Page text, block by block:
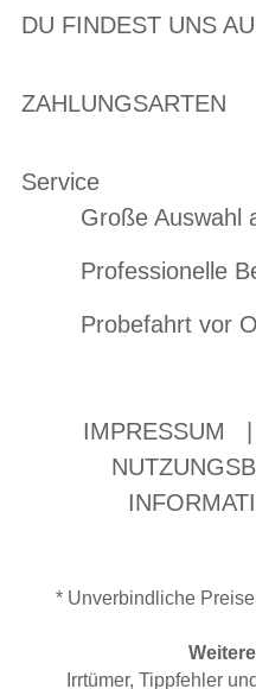
DU FINDEST UNS
ZAHLUNGSARTEN
Service
Große Auswahl
Professionelle
Probefahrt vor
IMPRESSUM
* Unverbindliche
Irrtümer, Tippfehler